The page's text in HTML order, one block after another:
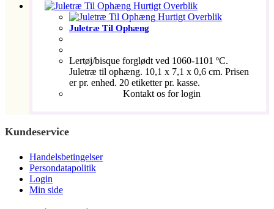
Hurtigt Overblik
Hurtigt Overblik
Juletræ Til Ophæng
Lertøj/bisque forglødt ved 1060-1101 ºC.
Juletræ til ophæng. 10,1 x 7,1 x 0,6 cm. Prisen
er pr. enhed. 20 etiketter pr. kasse.
Kontakt os for login
Kundeservice
Handelsbetingelser
Persondatapolitik
Login
Min side